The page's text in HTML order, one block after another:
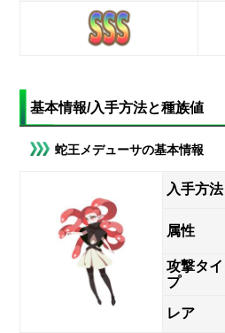
基本情報/入手方法と種族値
蛇王メデューサの基本情報
入手方法
属性
攻撃タイ
プ
レア